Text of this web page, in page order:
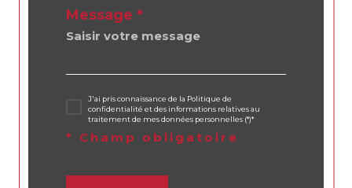
Message *
J'ai pris connaissance de la Politique de
confidentialité et des informations relatives au
traitement de mes données personnelles (*)*
* Champ obligatoire